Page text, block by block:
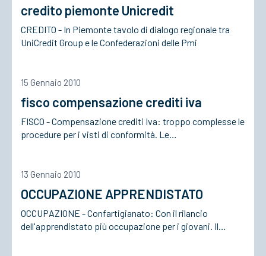
ACCEDI
credito piemonte Unicredit
CREDITO - In Piemonte tavolo di dialogo regionale tra
UniCredit Group e le Confederazioni delle Pmi
15 Gennaio 2010
fisco compensazione crediti iva
FISCO - Compensazione crediti Iva: troppo complesse le
procedure per i visti di conformità. Le…
13 Gennaio 2010
OCCUPAZIONE APPRENDISTATO
OCCUPAZIONE - Confartigianato: Con il rilancio
dell'apprendistato più occupazione per i giovani. Il…